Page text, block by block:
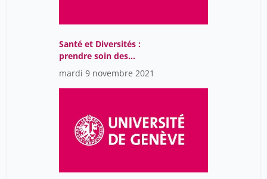
Santé et Diversités :
prendre soin des
différences
mardi 9 novembre 2021